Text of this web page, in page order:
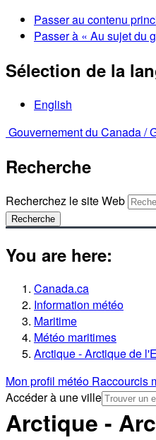
Passer au contenu
Passer à « Au sujet du
Sélection de la
English
Gouvernement du Canada /
Recherche
Recherchez le site Web
Recherche
You are here:
Canada.ca
Information météo
Maritime
Météo maritimes
Arctique - Arctique de
Mon profil météo Raccourcis
Accéder à une ville
Arctique -